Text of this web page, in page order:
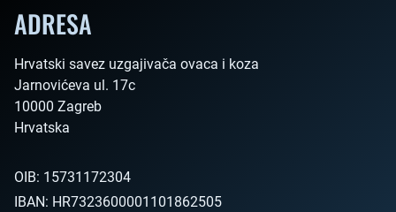
ADRESA
Hrvatski savez uzgajivača ovaca i koza
Jarnovićeva ul. 17c
10000 Zagreb
Hrvatska
OIB: 15731172304
IBAN: HR7323600001101862505